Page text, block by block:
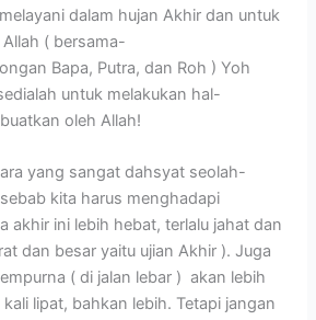
dalam hujan Akhir dan untuk
( bersama-
Bapa, Putra, dan Roh ) Yoh
untuk melakukan hal-
oleh Allah!
yang sangat dahsyat seolah-
kita harus menghadapi
akhir ini lebih hebat, terlalu jahat dan
dan besar yaitu ujian Akhir ). Juga
( di jalan lebar ) akan lebih
lipat, bahkan lebih. Tetapi jangan